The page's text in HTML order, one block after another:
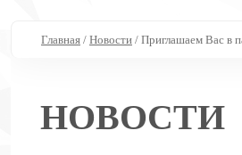
Главная / Новости / Приглашаем Вас в
НОВОСТИ